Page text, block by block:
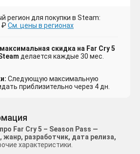
регион для покупки в Steam:
₽ См. цены в регионах
максимальная скидка на Far Cry 5
делается каждые 30 мес.
Следующую максимальную
приблизительно через 4 дн.
Far Cry 5 – Season Pass —
разработчик, дата релиза,
характеристики.